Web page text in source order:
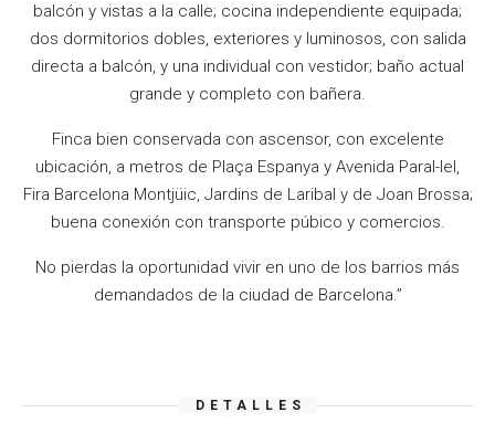
balcón y vistas a la calle; cocina independiente equipada;
dos dormitorios dobles, exteriores y luminosos, con salida
directa a balcón, y una individual con vestidor; baño actual
grande y completo con bañera.
Finca bien conservada con ascensor, con excelente
ubicación, a metros de Plaça Espanya y Avenida Paral-lel,
Fira Barcelona Montjüic, Jardins de Laribal y de Joan Brossa;
buena conexión con transporte púbico y comercios.
No pierdas la oportunidad vivir en uno de los barrios más
demandados de la ciudad de Barcelona.”
DETALLES